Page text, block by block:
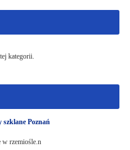
kategorii.
szklane Poznań
w rzemiośle.n